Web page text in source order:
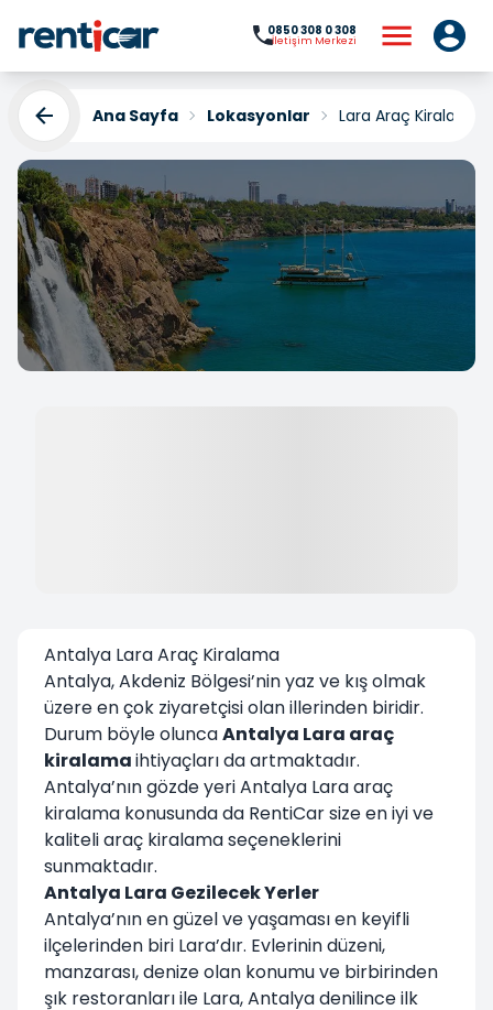
0850 308 0 308
İletişim Merkezi
Ana Sayfa Lokasyonlar Lara Araç Kiralama
Lara Araç Kiralama
Antalya Lara Araç Kiralama
Antalya, Akdeniz Bölgesi’nin yaz ve kış olmak
üzere en çok ziyaretçisi olan illerinden biridir.
Durum böyle oluncaAntalya Lara araç
kiralamaihtiyaçları da artmaktadır.
Antalya’nın gözde yeri Antalya Lara araç
kiralama konusunda da RentiCar size en iyi ve
kaliteli araç kiralama seçeneklerini
sunmaktadır.
Antalya Lara Gezilecek Yerler
Antalya’nın en güzel ve yaşaması en keyifli
ilçelerinden biri Lara’dır. Evlerinin düzeni,
manzarası, denize olan konumu ve birbirinden
şık restoranları ile Lara, Antalya denilince ilk